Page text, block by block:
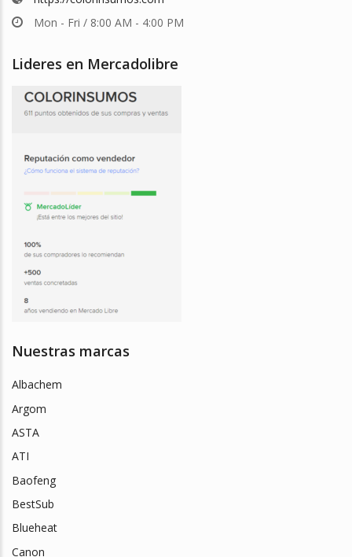
Mon - Fri / 8:00 AM - 4:00 PM
Lideres en Mercadolibre
Nuestras marcas
Albachem
Argom
ASTA
ATI
Baofeng
BestSub
Blueheat
Canon